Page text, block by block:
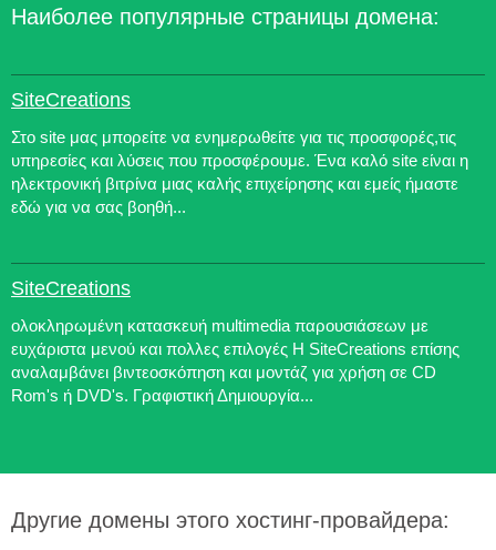
Наиболее популярные страницы домена:
SiteCreations
Στο site μας μπορείτε να ενημερωθείτε για τις προσφορές,τις
υπηρεσίες και λύσεις που προσφέρουμε. Ένα καλό site είναι η
ηλεκτρονική βιτρίνα μιας καλής επιχείρησης και εμείς ήμαστε
εδώ για να σας βοηθή...
SiteCreations
ολοκληρωμένη κατασκευή multimedia παρουσιάσεων με
ευχάριστα μενού και πολλες επιλογές Η SiteCreations επίσης
αναλαμβάνει βιντεοσκόπηση και μοντάζ για χρήση σε CD
Rom's ή DVD's. Γραφιστική Δημιουργία...
Другие домены этого хостинг-провайдера: